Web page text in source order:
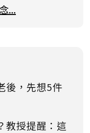
...
後，先想5件
教授提醒：這